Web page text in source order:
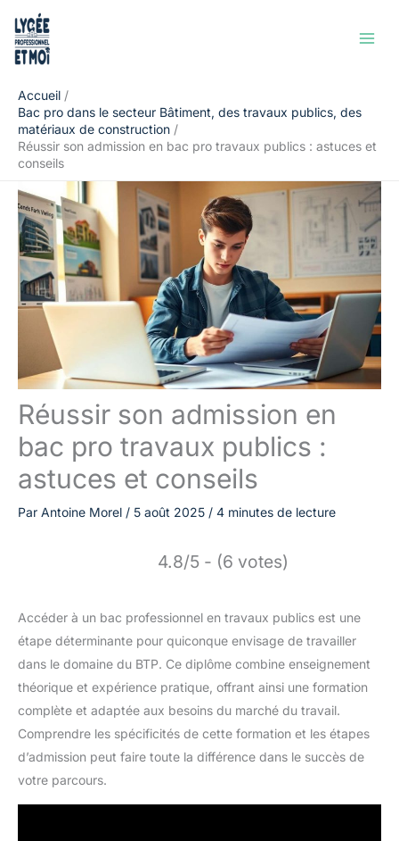
contenu
Accueil
Bac pro dans le secteur Bâtiment, des travaux publics, des
matériaux de construction
Réussir son admission en bac pro travaux publics : astuces et
conseils
Réussir son admission en
bac pro travaux publics :
astuces et conseils
Par Antoine Morel / 5 août 2025 / 4 minutes de lecture
4.8/5 - (6 votes)
Accéder à un bac professionnel en travaux publics est une
étape déterminante pour quiconque envisage de travailler
dans le domaine du BTP. Ce diplôme combine enseignement
théorique et expérience pratique, offrant ainsi une formation
complète et adaptée aux besoins du marché du travail.
Comprendre les spécificités de cette formation et les étapes
d’admission peut faire toute la différence dans le succès de
votre parcours.
Rechercher